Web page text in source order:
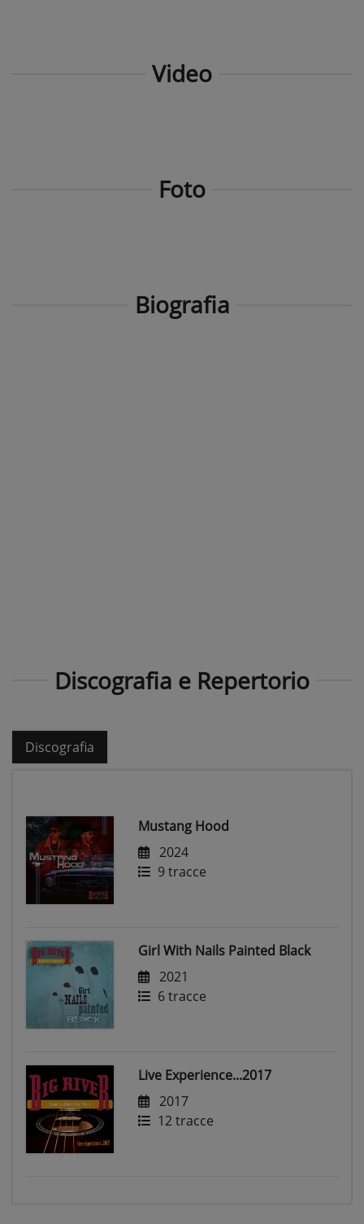
Video
Foto
Biografia
Discografia e Repertorio
Discografia
Mustang Hood
2024
9 tracce
Girl With Nails Painted Black
2021
6 tracce
Live Experience...2017
2017
12 tracce